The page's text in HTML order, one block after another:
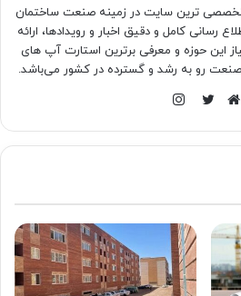
تخصصی ترین سایت در زمینه صنعت ساختمان
کامل و دقیق اخبار و رویدادها، ارائه
این حوزه و معرفی برترین استارت آپ های
رو به رشد و گسترده در کشور می‌باشد.